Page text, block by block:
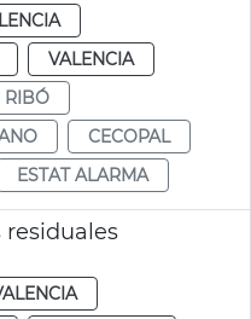
VALENCIA
RIBÓ
CECOPAL
ESTAT ALARMA
residuales